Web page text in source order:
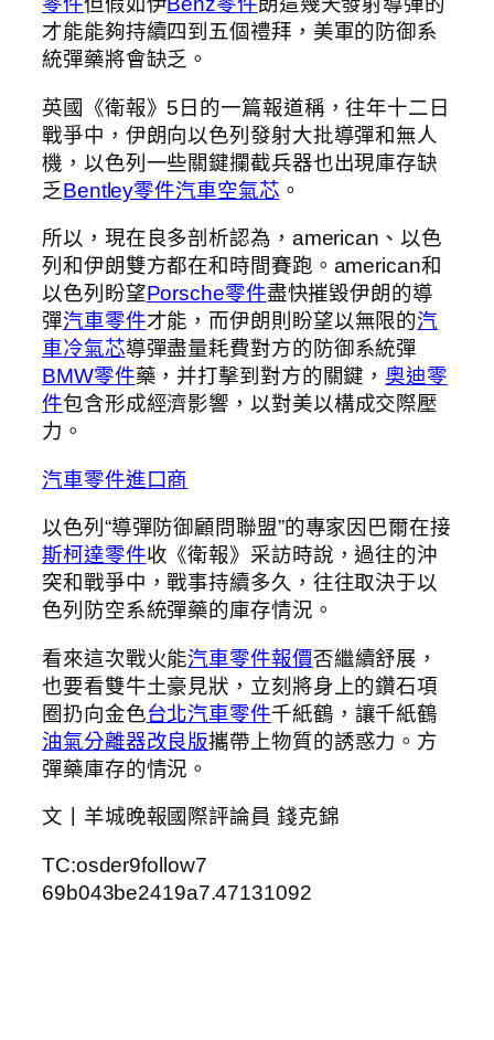
才能能夠持續四到五個禮拜，美軍的防御系
統彈藥將會缺乏。
英國《衛報》5日的一篇報道稱，往年十二日
戰爭中，伊朗向以色列發射大批導彈和無人
機，以色列一些關鍵攔截兵器也出現庫存缺
乏Bentley零件汽車空氣芯 。
所以，現在良多剖析認為，american、以色
列和伊朗雙方都在和時間賽跑。american和
以色列盼望Porsche零件盡快摧毀伊朗的導
彈汽車零件才能，而伊朗則盼望以無限的汽
車冷氣芯導彈盡量耗費對方的防御系統彈
BMW零件藥，并打擊到對方的關鍵， 奧迪零
件包含形成經濟影響，以對美以構成交際壓
力。
汽車零件進口商
以色列“導彈防御顧問聯盟”的專家因巴爾在接
斯柯達零件收《衛報》采訪時說，過往的沖
突和戰爭中，戰事持續多久，往往取決于以
色列防空系統彈藥的庫存情況。
看來這次戰火能汽車零件報價否繼續舒展，
也要看雙牛土豪見狀，立刻將身上的鑽石項
圈扔向金色台北汽車零件千紙鶴，讓千紙鶴
油氣分離器改良版攜帶上物質的誘惑力。方
彈藥庫存的情況。
文丨羊城晚報國際評論員 錢克錦
TC:osder9follow7
69b043be2419a7.47131092